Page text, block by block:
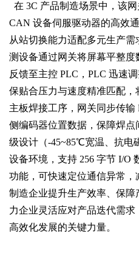
在 3C 产品制造场景中，该
CAN 设备伺服驱动器的高效
从站切换能力适配多元生产
测设备通过网关将屏幕平整度
反馈至主控 PLC，PLC 迅速
保贴合压力与速度精准匹配，
主板焊接工序，网关同步传输
侧编码器位置数据，保障焊点
级设计（-45~85℃宽温、抗电
设备环境，支持 256 字节 I/O
功能，可快速定位通信异常，
制造企业提升生产效率、保
力企业灵活应对产品迭代需求
高效化发展的关键力量。